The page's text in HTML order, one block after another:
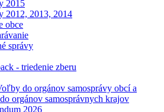
2015
2012, 2013, 2014
obce
správy
- triedenie zberu
do orgánov samosprávy obcí a
orgánov samosprávnych krajov
2026